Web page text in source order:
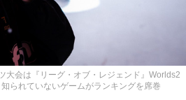
大会は『リーグ・オブ・レジェンド』Worlds2
られていないゲームがランキングを席巻